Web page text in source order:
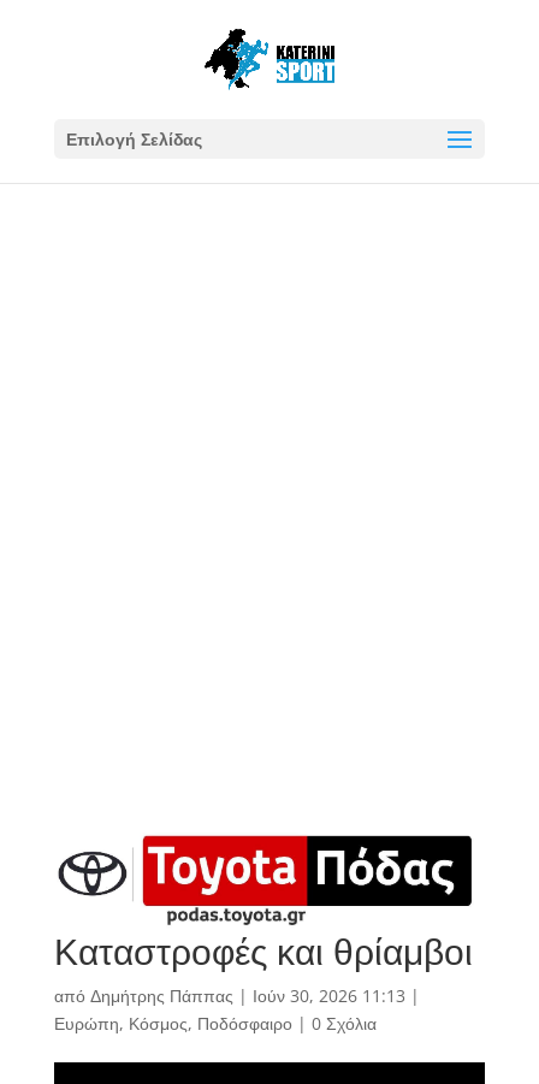
Επιλογή Σελίδας
Καταστροφές και θρίαμβοι
από Δημήτρης Πάππας | Ιούν 30, 2026 11:13 |
Ευρώπη, Κόσμος, Ποδόσφαιρο| 0 Σχόλια